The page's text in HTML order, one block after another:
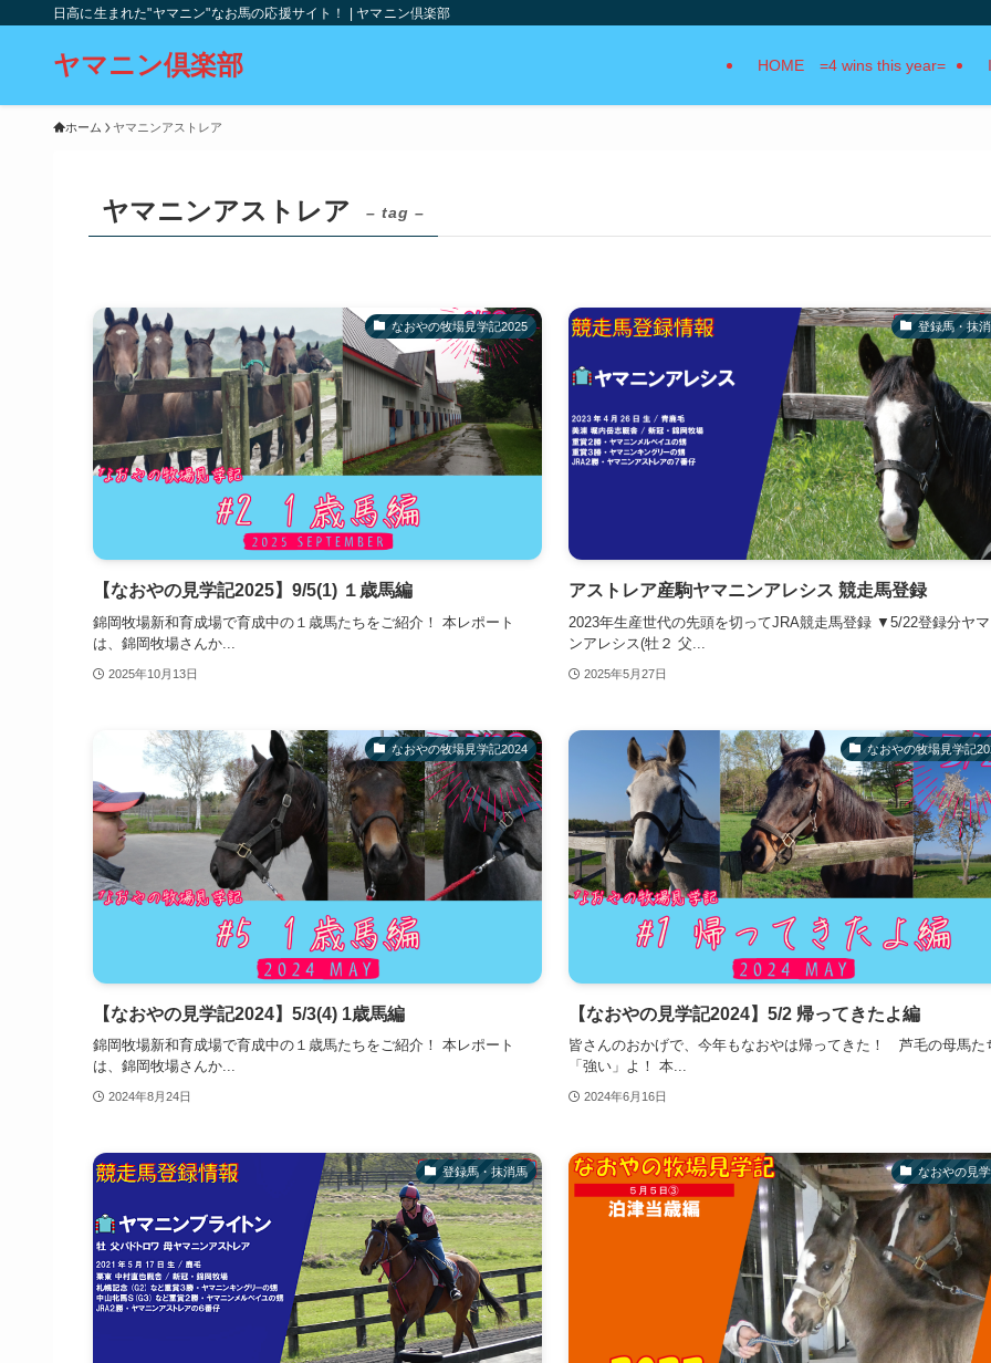
日高に生まれた"ヤマニン"なお馬の応援サイト！ | ヤマニン倶楽部
ヤマニン倶楽部 HOME =4 wins this year=
ホーム ヤマニンアストレア
ヤマニンアストレア – tag –
なおやの牧場見学記2025
【なおやの見学記2025】9/5(1) １歳馬編
錦岡牧場新和育成場で育成中の１歳馬たちをご紹介！ 本レポート
は、錦岡牧場さんか...
2025年10月13日
登録馬・抹
アストレア産駒ヤマニンアレシス 競走馬登録
2023年生産世代の先頭を切ってJRA競走馬登録 ▼5/22登録分ヤ
ンアレシス(牡２ 父...
2025年5月27日
なおやの牧場見学記2024
【なおやの見学記2024】5/3(4) 1歳馬編
錦岡牧場新和育成場で育成中の１歳馬たちをご紹介！ 本レポート
は、錦岡牧場さんか...
2024年8月24日
なおやの牧場見学記
【なおやの見学記2024】5/2 帰ってきたよ編
皆さんのおかげで、今年もなおやは帰ってきた！ 芦毛の母馬た
「強い」よ！ 本...
2024年6月16日
登録馬・抹消馬 なおやの見